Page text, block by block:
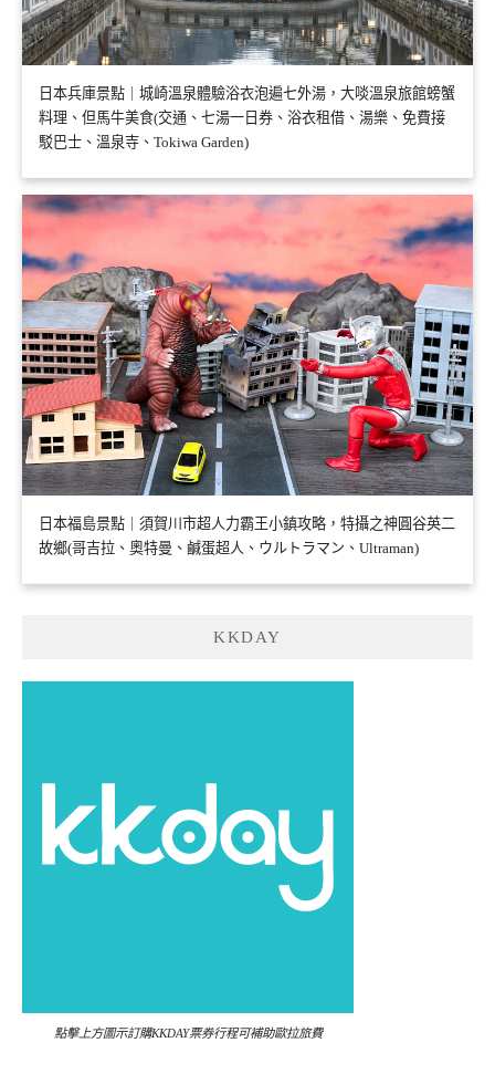
日本兵庫景點｜城崎溫泉體驗浴衣泡遍七外湯，大啖溫泉旅館螃蟹
料理、但馬牛美食(交通、七湯一日券、浴衣租借、湯樂、免費接
駁巴士、溫泉寺、Tokiwa Garden)
日本福島景點｜須賀川市超人力霸王小鎮攻略，特攝之神圓谷英二
故鄉(哥吉拉、奧特曼、鹹蛋超人、ウルトラマン、Ultraman)
KKDAY
點擊上方圖示訂購KKDAY票券行程可補助歐拉旅費